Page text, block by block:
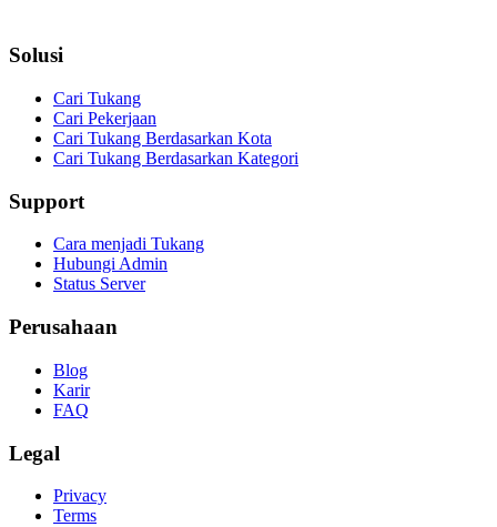
Solusi
Cari Tukang
Cari Pekerjaan
Cari Tukang Berdasarkan Kota
Cari Tukang Berdasarkan Kategori
Support
Cara menjadi Tukang
Hubungi Admin
Status Server
Perusahaan
Blog
Karir
FAQ
Legal
Privacy
Terms